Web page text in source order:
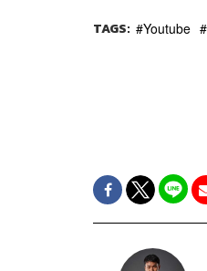
TAGS: Youtube